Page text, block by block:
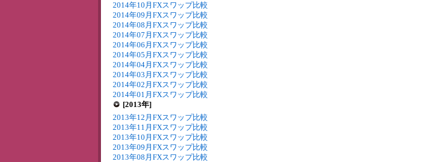
2014年10月FXスワップ比較
2014年09月FXスワップ比較
2014年08月FXスワップ比較
2014年07月FXスワップ比較
2014年06月FXスワップ比較
2014年05月FXスワップ比較
2014年04月FXスワップ比較
2014年03月FXスワップ比較
2014年02月FXスワップ比較
2014年01月FXスワップ比較
[2013年]
2013年12月FXスワップ比較
2013年11月FXスワップ比較
2013年10月FXスワップ比較
2013年09月FXスワップ比較
2013年08月FXスワップ比較